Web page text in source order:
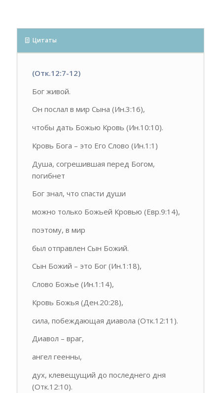
Цитаты
(Отк.12:7-12)
Бог живой.
Он послал в мир Сына (Ин.3:16),
чтобы дать Божью Кровь (Ин.10:10).
Кровь Бога – это Его Слово (Ин.1:1)
Душа, согрешившая перед Богом,
погибнет
Бог знал, что спасти души
можно только Божьей Кровью (Евр.9:14),
поэтому, в мир
был отправлен Сын Божий.
Сын Божий – это Бог (Ин.1:18),
Слово Божье (Ин.1:14),
Кровь Божья (Ден.20:28),
сила, побеждающая диавола (Отк.12:11).
Диавол – враг,
ангел геенны,
дух, клевещущий до последнего дня
(Отк.12:10).